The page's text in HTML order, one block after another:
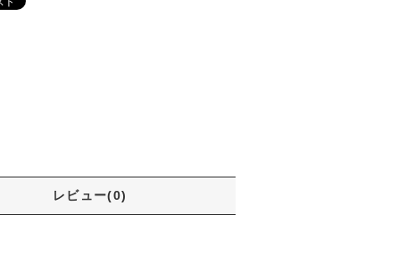
レビュー(0)